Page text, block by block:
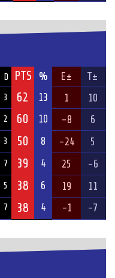
D PTS % E± T±
3 62 13 1 10
2 60 10 -8 6
3 50 8 -24 5
7 39 4 25 -6
5 38 6 19 11
7 38 4 -1 -7